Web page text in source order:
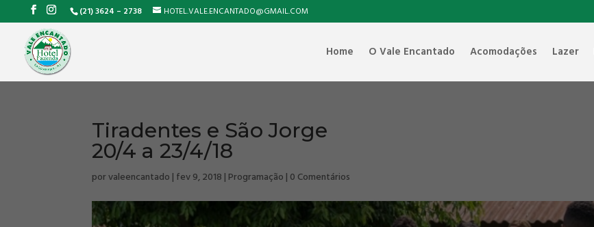
(21) 3624 – 2738 HOTEL.VALE.ENCANTADO@GMAIL.COM
Home O Vale Encantado Acomodações Lazer
Tiradentes e São Jorge
20/4 a 23/4/18
porvaleencantado | fev 9, 2018 | Programação | 0 Comentários